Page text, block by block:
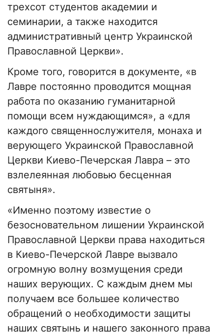
трехсот студентов академии и
семинарии, а также находится
административный центр Украинской
Православной Церкви».
Кроме того, говорится в документе, «в
Лавре постоянно проводится мощная
работа по оказанию гуманитарной
помощи всем нуждающимся», а «для
каждого священнослужителя, монаха и
верующего Украинской Православной
Церкви Киево-Печерская Лавра – это
взлелеянная любовью бесценная
святыня».
«Именно поэтому известие о
безосновательном лишении Украинской
Православной Церкви права находиться
в Киево-Печерской Лавре вызвало
огромную волну возмущения среди
наших верующих. С каждым днем мы
получаем все большее количество
обращений о необходимости защиты
наших святынь и нашего законного права